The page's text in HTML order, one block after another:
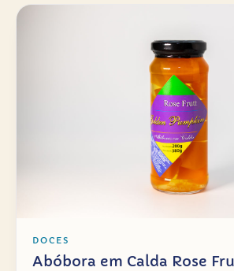
DOCES
Abóbora em Calda Rose